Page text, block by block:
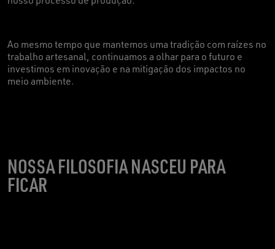
Ao mesmo tempo que mantemos uma tradição com raízes no
trabalho artesanal, continuamos a olhar para o futuro e
investimos em inovação e na mitigação dos impactos no
meio ambiente.
NOSSA FILOSOFIA NASCEU PARA
FICAR